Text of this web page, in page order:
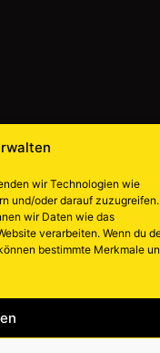
wir Technologien wie
und/oder darauf zuzugreifen.
wir Daten wie das
verarbeiten. Wenn du
bestimmte Merkmale